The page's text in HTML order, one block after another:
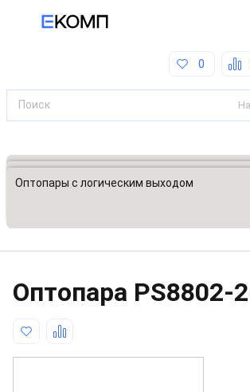
0
Все категории
Изоляторы электрических цепей
Оптопары с логическим выходом
Оптопара PS8802-